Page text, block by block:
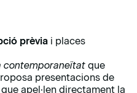
prèvia i places
contemporaneïtat que
presentacions de
apel·len directament la